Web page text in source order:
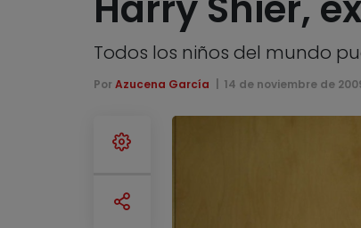
Todos los niños del mundo
Por Azucena García 14 de noviembre de